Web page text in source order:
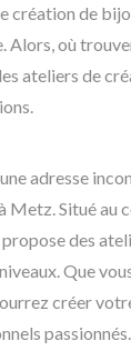
création de
Alors, où
ateliers de
adresse
Metz. Situé au
des
Que
créer